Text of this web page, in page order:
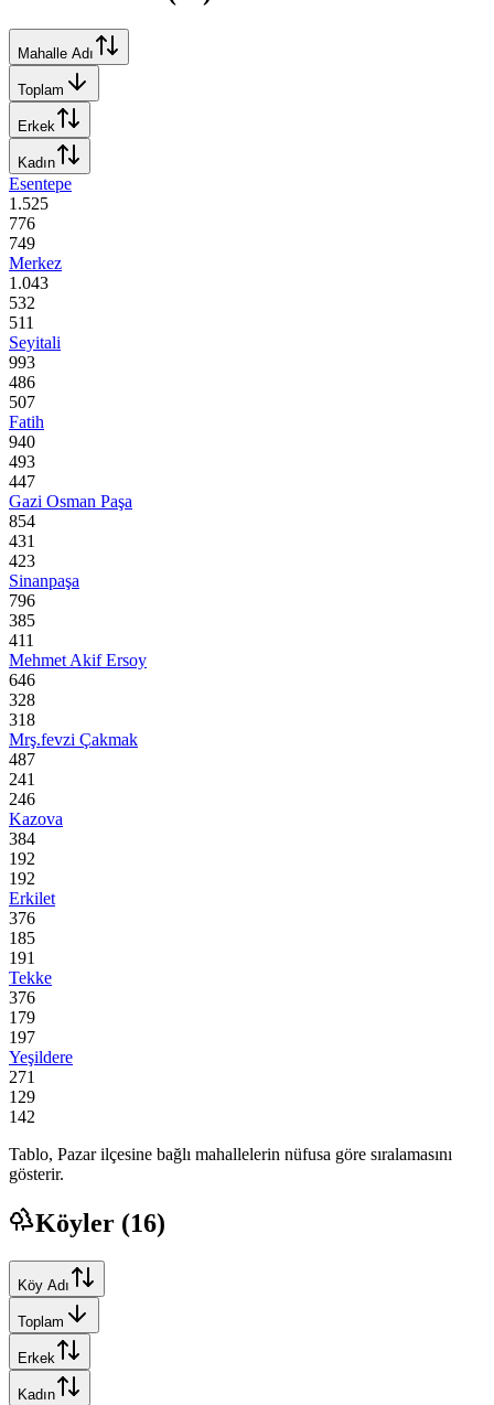
Mahalle Adı
Toplam
Erkek
Kadın
Esentepe
1.525
776
749
Merkez
1.043
532
511
Seyitali
993
486
507
Fatih
940
493
447
Gazi Osman Paşa
854
431
423
Sinanpaşa
796
385
411
Mehmet Akif Ersoy
646
328
318
Mrş.fevzi Çakmak
487
241
246
Kazova
384
192
192
Erkilet
376
185
191
Tekke
376
179
197
Yeşildere
271
129
142
Tablo, Pazarilçesine bağlı mahallelerin nüfusa göre sıralamasını
gösterir.
Köyler (16)
Köy Adı
Toplam
Erkek
Kadın